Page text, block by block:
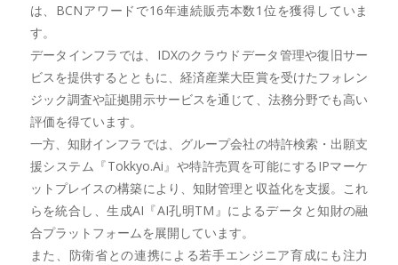
は、BCNアワードで16年連続販売本数1位を獲得していま
す。
データインフラでは、IDXのクラウドデータ管理や復旧サー
ビスを提供するとともに、経済産業大臣賞を受けたフォレン
ジック調査や証拠開示サービスを通じて、法務分野でも高い
評価を得ています。
一方、知財インフラでは、グループ会社の特許検索・出願支
援システム『Tokkyo.Ai』や特許売買を可能にするIPマーケ
ットプレイスの構築により、知財管理と収益化を支援。これ
らを統合し、生成AI『AI孔明TM』によるデータと知財の融
合プラットフォームを展開しています。
また、防衛省との連携による若手エンジニア育成にも注力